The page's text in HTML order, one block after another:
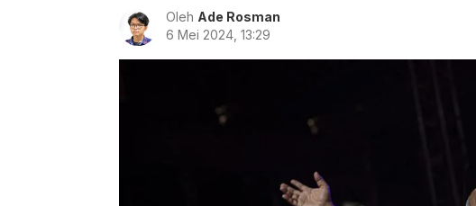
Oleh Ade Rosman
6 Mei 2024, 13:29